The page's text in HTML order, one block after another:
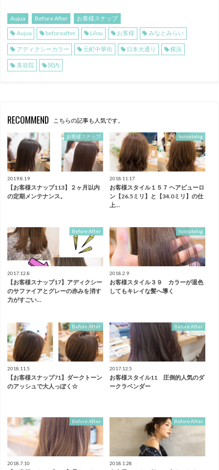
Aujua Before After
お客様スナップ
Aujua
beforeafter Lilou お客様 みなとみらい
アディクシーカラー 元町中華街 日本大通り 横浜
美容院 関内
RECOMMEND こちらの記事も人気です。
お客様スナップ
2019.8.19
【お客様スナップ113】２ヶ月以内
の定期メンテナンス。
haircatalog
2018.11.17
お客様スタイル１５７ ヘアビューロ
ン【26.5ミリ】と【34.0ミリ】の仕
上…
Before After
2017.12.8
【お客様スナップ17】アディクシー
のサファイアとグレーの赤みを消す
力がすごい…
haircatalog
2018.2.9
お客様スタイル３９ カラーが退色
してもキレイな髪へ導く
Before After
2018.11.5
【お客様スナップ71】ダークトーン
のアッシュで大人っぽく☆
Before After
2017.12.5
お客様スタイル11 圧倒的人気のダ
ークラベンダー
Before After
2018.7.10
Before After
2018.1.28